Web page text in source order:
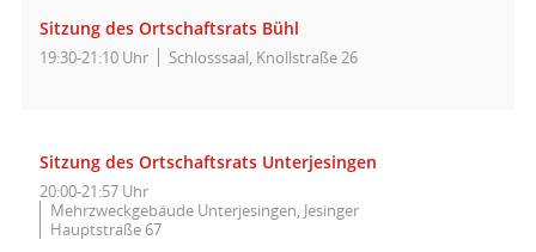
Sitzung des Ortschaftsrats Bühl
19:30-21:10 Uhr Schlosssaal, Knollstraße 26
Sitzung des Ortschaftsrats Unterjesingen
20:00-21:57 Uhr
Mehrzweckgebäude Unterjesingen, Jesinger
Hauptstraße 67